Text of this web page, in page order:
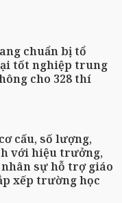
chuẩn bị tổ
tốt nghiệp trung
cho 328 thí
cấu, số lượng,
với hiệu trưởng,
sự hỗ trợ giáo
xếp trường học